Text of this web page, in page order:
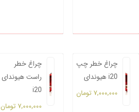
چراغ خطر چپ
هیوندای i20
۷,۰۰۰,۰۰۰ تومان
چراغ خطر
راست هیوندای
i20
۷,۰۰۰,۰۰۰ تومان